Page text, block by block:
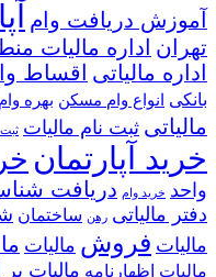
آموزش دریافت وام
تهران اداره مالیات
اداره مالیاتی اقساط
بانکی
انواع وام مسکن بهره وام
مالیاتی ثبت نام مالیات ثبت
خرید آپارتمان
واحد خرید وام دریافت
دفتر مالیاتی رهن ساختمان
مالیات فروش مالیات
مالیات اظهارنامه مالیات